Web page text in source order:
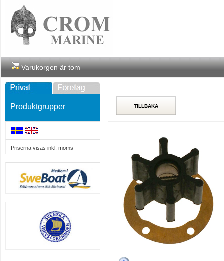
Varukorgen är tom
Produktgrupper
Priserna visas inkl. moms